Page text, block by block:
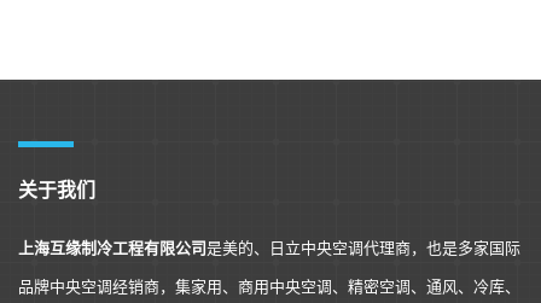
关于我们
上海互缘制冷工程有限公司是美的、日立中央空调代理商，也是多家国际
品牌中央空调经销商，集家用、商用中央空调、精密空调、通风、冷库、